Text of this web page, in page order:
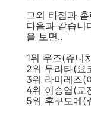
그외 타점과
다음과 같습니
을 보면..
1위 우즈(쥬니
2위 무라타(요
3위 라미레즈(
4위 이승엽(교
5위 후쿠도메